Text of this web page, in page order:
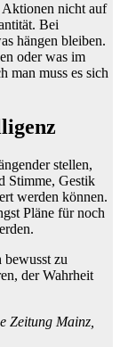
Aktionen nicht auf
Bei
hängen bleiben.
oder was im
man muss es sich
stellen,
Stimme, Gestik
werden können.
Pläne für noch
zu
der Wahrheit
Zeitung Mainz,